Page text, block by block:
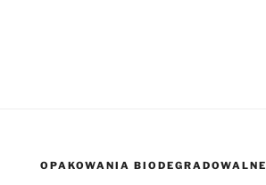
OPAKOWANIA BIODEGRADOWALNE